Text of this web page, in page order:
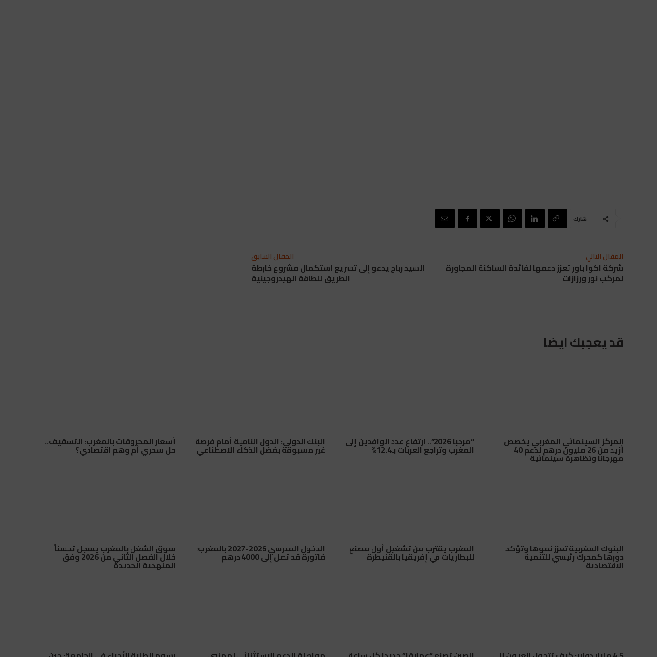
شارك
المقال السابق
السيد رباح يدعو إلى تسريع استكمال مشروع خارطة
الطريق للطاقة الهيدروجينية
المقال التالي
شركة اكوا باور تعزز دعمها لفائدة الساكنة المجاورة
لمركب نور ورزازات
قد يعجبك ايضا
المركز السينمائي المغربي يخصص
أزيد من 26 مليون درهم لدعم 40
مهرجانا وتظاهرة سينمائية
“مرحبا 2026”.. ارتفاع عدد الوافدين إلى
المغرب وتراجع العربات بـ12.4%
البنك الدولي: الدول النامية أمام فرصة
غير مسبوقة بفضل الذكاء الاصطناعي
أسعار المحروقات بالمغرب: التسقيف..
حل سحري أم وهم اقتصادي؟
البنوك المغربية تعزز نموها وتؤكد
دورها كمحرك رئيسي للتنمية
الاقتصادية
المغرب يقترب من تشغيل أول مصنع
للبطاريات في إفريقيا بالقنيطرة
الدخول المدرسي 2026-2027 بالمغرب:
فاتورة قد تصل إلى 4000 درهم
سوق الشغل بالمغرب يسجل تحسناً
خلال الفصل الثاني من 2026 وفق
المنهجية الجديدة